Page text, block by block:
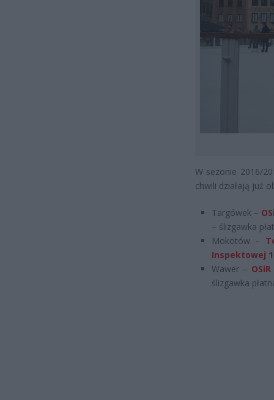
W sezonie 2016/
chwili działają już
Targówek –
– ślizgawka
Mokotów –
Inspektowej 1
Wawer –
ślizgawka